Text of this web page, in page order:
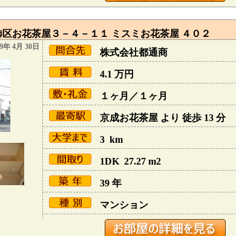
お花茶屋３－４－１１ ミスミお花茶屋 ４０２
4月 30日
株式会社都通商
4.1 万円
１ヶ月／１ヶ月
京成お花茶屋 より 徒歩 13 分
3 km
1DK 27.27 m2
39 年
マンション